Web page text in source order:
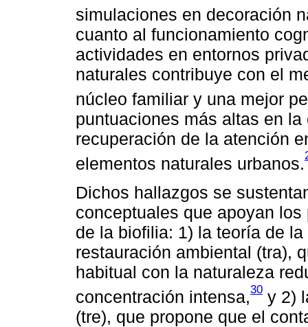
simulaciones en decoración
cuanto al funcionamiento
actividades en entornos
naturales contribuye con el
núcleo familiar y una mejor
puntuaciones más altas en
recuperación de la atención
elementos naturales urbanos.
Dichos hallazgos se
conceptuales que apoyan
de la biofilia: 1) la teoría de
restauración ambiental (tra),
habitual con la naturaleza
concentración intensa,30 y 2)
(tre), que propone que el